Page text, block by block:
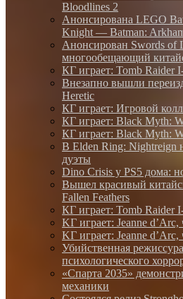
Bloodlines 2
Анонсирована LEGO
Knight — Batman:
Анонсирован Swords of
многообещающий
КГ играет: Tomb Raider
Внезапно вышли
Heretic
КГ играет: Игровой
КГ играет: Black Myth:
КГ играет: Black Myth:
В Elden Ring: Nightreign
дуэты
Dino Crisis у PS5 дома:
Вышел красивый
Fallen Feathers
КГ играет: Tomb Raider
KГ игpaeт: Jeanne d’Arc,
KГ игpaeт: Jeanne d’Arc,
Убийственная
психологического
«Спарта 2035»
механики